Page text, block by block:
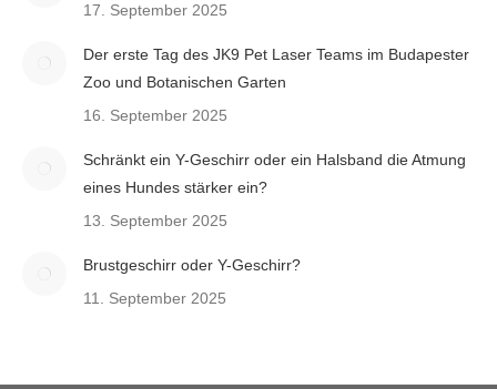
17. September 2025
Der erste Tag des JK9 Pet Laser Teams im Budapester
Zoo und Botanischen Garten
16. September 2025
Schränkt ein Y-Geschirr oder ein Halsband die Atmung
eines Hundes stärker ein?
13. September 2025
Brustgeschirr oder Y-Geschirr?
11. September 2025